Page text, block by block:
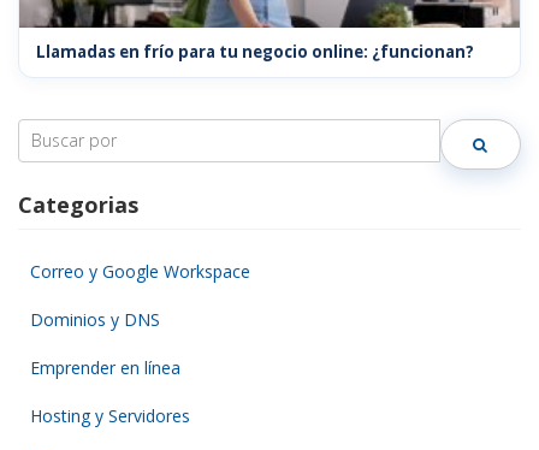
Llamadas en frío para tu negocio online: ¿funcionan?
Search
for:
Categorias
Correo y Google Workspace
Dominios y DNS
Emprender en línea
Hosting y Servidores